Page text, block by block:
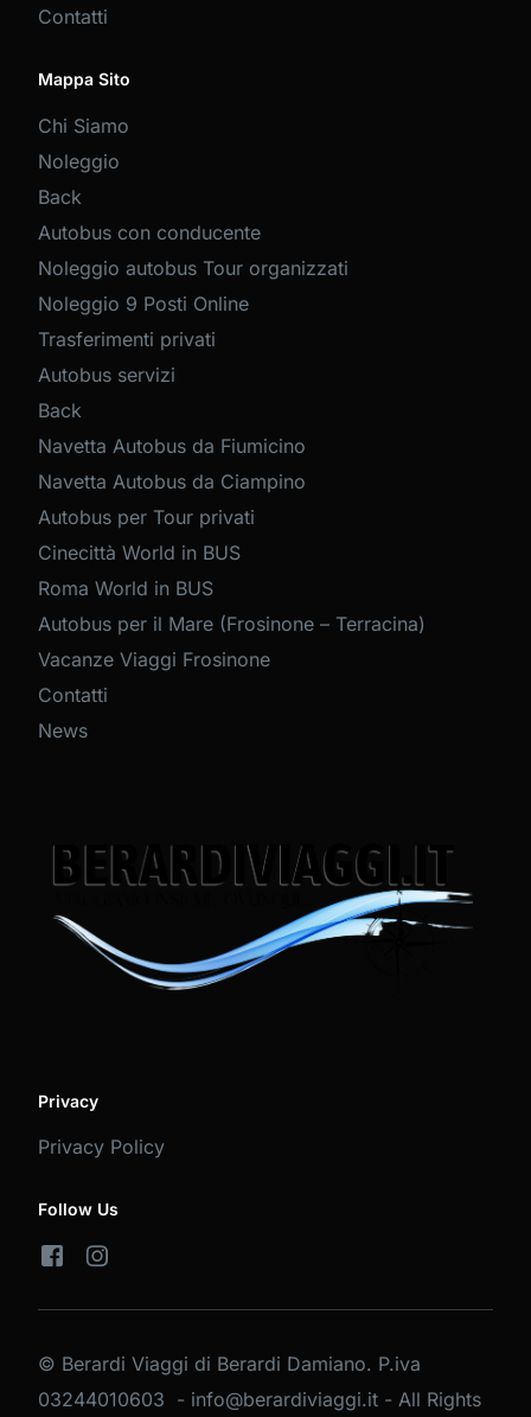
Contatti
Mappa Sito
Chi Siamo
Noleggio
Back
Autobus con conducente
Noleggio autobus Tour organizzati
Noleggio 9 Posti Online
Trasferimenti privati
Autobus servizi
Back
Navetta Autobus da Fiumicino
Navetta Autobus da Ciampino
Autobus per Tour privati
Cinecittà World in BUS
Roma World in BUS
Autobus per il Mare (Frosinone – Terracina)
Vacanze Viaggi Frosinone
Contatti
News
Privacy
Privacy Policy
Follow Us
© Berardi Viaggi di Berardi Damiano. P.iva
03244010603 - info@berardiviaggi.it - All Rights